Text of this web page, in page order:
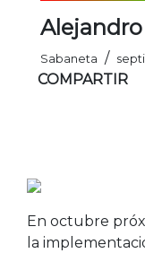
Sabaneta /
COMPARTIR
En octubre
la